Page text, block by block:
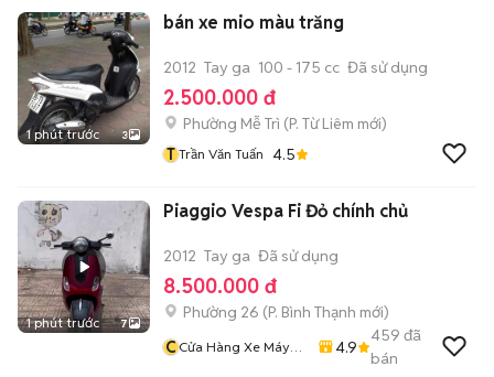
1 phút trước 3
bán xe mio màu trăng
2012 Tay ga 100 - 175 cc Đã sử dụng
2.500.000 đ
Phường Mễ Trì (P. Từ Liêm mới)
T Trần Văn Tuấn 4.5
1 phút trước 7
Piaggio Vespa Fi Đỏ chính chủ
2012 Tay ga Đã sử dụng
8.500.000 đ
Phường 26 (P. Bình Thạnh mới)
CCửa Hàng Xe Máy
4.9
459 đã
bán